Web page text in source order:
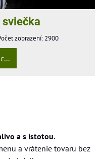
zobrazení: 2900
a s istotou.
a vrátenie tovaru bez